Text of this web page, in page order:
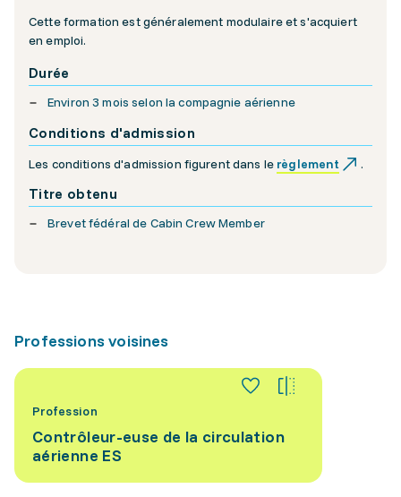
Cette formation est généralement modulaire et s'acquiert
en emploi.
Durée
Environ 3 mois selon la compagnie aérienne
Conditions d'admission
Les conditions d'admission figurent dans le règlement .
Titre obtenu
Brevet fédéral de Cabin Crew Member
Professions voisines
Profession
Contrôleur-euse de la circulation
aérienne ES